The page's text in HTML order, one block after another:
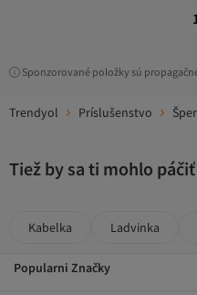
Sponzorované položky sú
Trendyol Príslušenstvo
Tiež by sa ti mohlo páčiť
Kabelka Ladvinka
Popularni Značky